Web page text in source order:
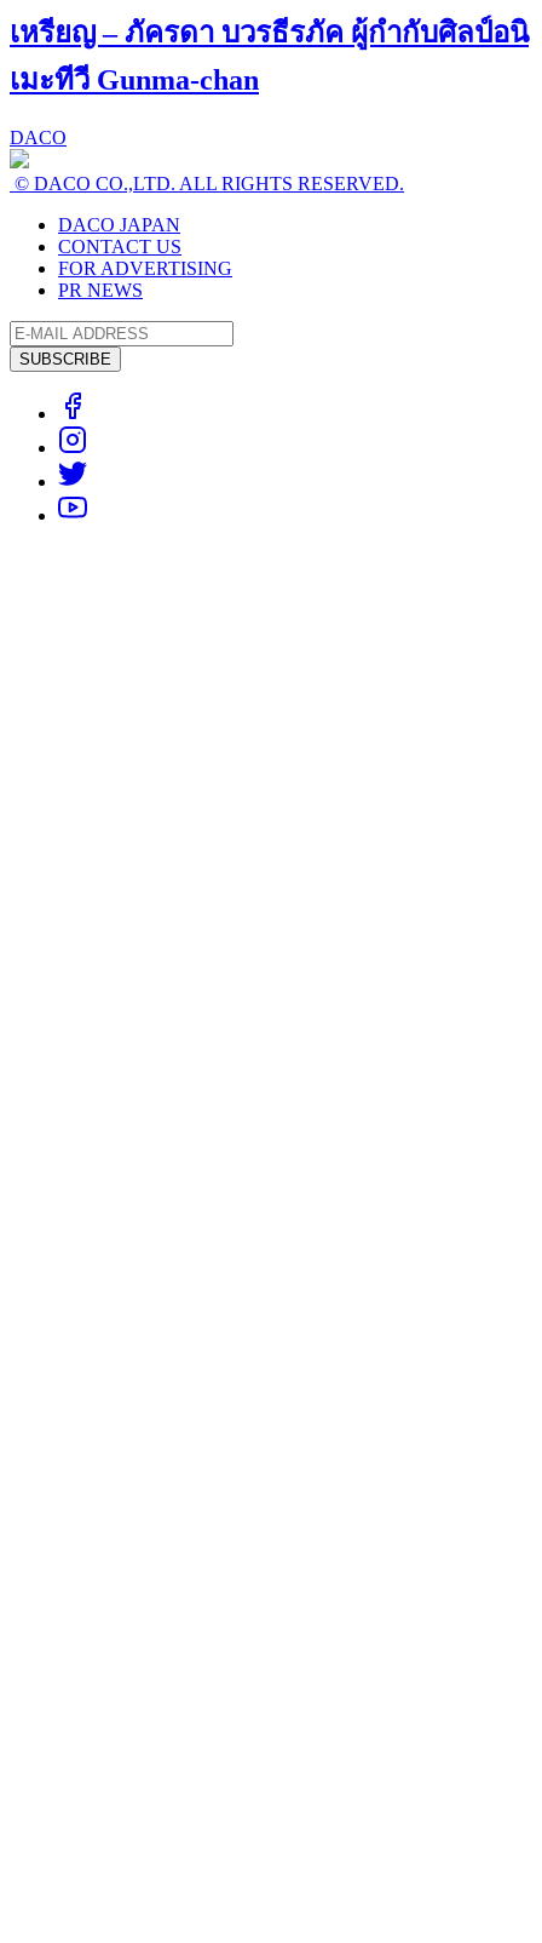
เหรียญ – ภัครดา บวรธีรภัค ผู้กำกับศิลป์อนิ
เมะทีวี Gunma-chan
DACO
© DACO CO.,LTD. ALL RIGHTS RESERVED.
DACO JAPAN
CONTACT US
FOR ADVERTISING
PR NEWS